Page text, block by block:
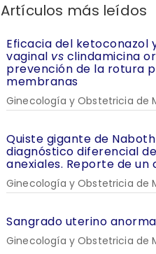
Artículos más leídos
Eficacia del ketoconazol
vaginal vs clindamicina
prevención de la rotura
membranas
Ginecología y Obstetricia de
Quiste gigante de
diagnóstico diferencial
anexiales. Reporte de un
Ginecología y Obstetricia de
Sangrado uterino
Ginecología y Obstetricia de